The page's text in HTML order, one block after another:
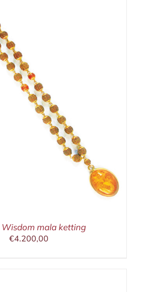
Wisdom mala ketting
€4.200,00